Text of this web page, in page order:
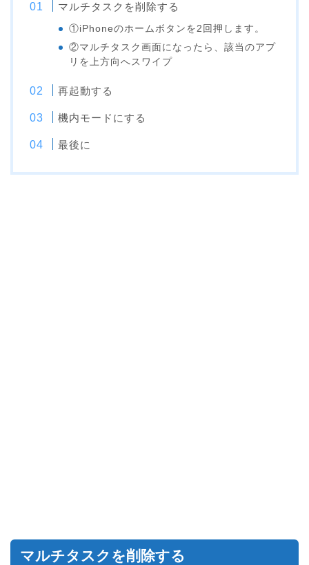
マルチタスクを削除する
①iPhoneのホームボタンを2回押します。
②マルチタスク画面になったら、該当のアプ
リを上方向へスワイプ
再起動する
機内モードにする
最後に
マルチタスクを削除する